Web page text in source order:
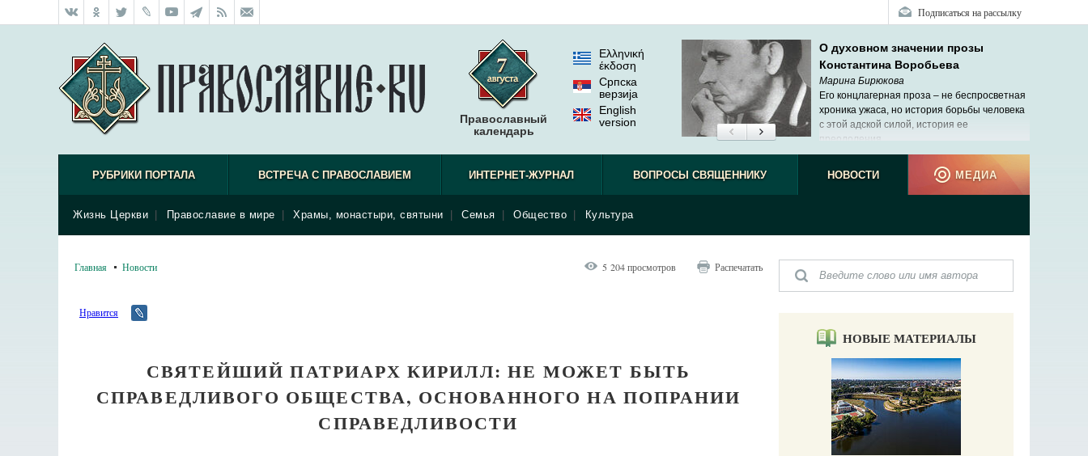
Подписаться на рассылку
Православный
календарь
Ελληνική
έκδοση
Српска
верзиjа
English
version
О духовном значении прозы
Константина Воробьева
Марина Бирюкова
Его концлагерная проза – не беспросветная
хроника ужаса, но история борьбы человека
с этой адской силой, история ее
преодоления.
РУБРИКИ ПОРТАЛА ВСТРЕЧА С ПРАВОСЛАВИЕМ ИНТЕРНЕТ-ЖУРНАЛ ВОПРОСЫ СВЯЩЕННИКУ НОВОСТИ
Жизнь Церкви Православие в мире Храмы, монастыри, святыни Семья Общество Культура
МЕДИА
Главная Новости 5 204 просмотров Распечатать
Нравится
СВЯТЕЙШИЙ ПАТРИАРХ КИРИЛЛ: НЕ МОЖЕТ БЫТЬ
СПРАВЕДЛИВОГО ОБЩЕСТВА, ОСНОВАННОГО НА ПОПРАНИИ
СПРАВЕДЛИВОСТИ
НОВЫЕ МАТЕРИАЛЫ